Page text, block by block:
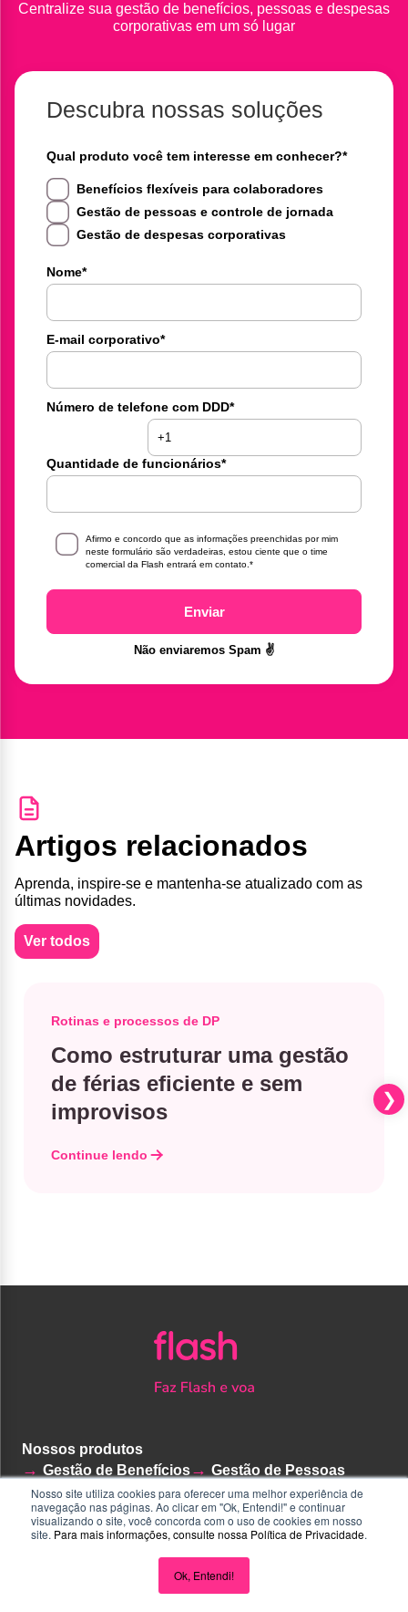
Nosso site utiliza cookies para oferecer uma melhor experiência de
navegação nas páginas. Ao clicar em "Ok, Entendi!" e continuar
visualizando o site, você concorda com o uso de cookies em nosso
site. Para mais informações, consulte nossa Política de Privacidade.
Ok, Entendi!
Centralize sua gestão de benefícios, pessoas e despesas
corporativas em um só lugar
Descubra nossas soluções
Qual produto você tem interesse em conhecer?*
Benefícios flexíveis para colaboradores
Gestão de pessoas e controle de jornada
Gestão de despesas corporativas
Nome*
E-mail corporativo*
Número de telefone com DDD*
Quantidade de funcionários*
Afirmo e concordo que as informações preenchidas por mim
neste formulário são verdadeiras, estou ciente que o time
comercial da Flash entrará em contato. *
Enviar
Não enviaremos Spam ✌️
Artigos relacionados
Aprenda, inspire-se e mantenha-se atualizado com as
últimas novidades.
Ver todos
Rotinas e processos de DP
Como estruturar uma gestão
de férias eficiente e sem
improvisos
Continue lendo
Nossos produtos
Gestão de Benefícios
Gestão de Pessoas
Gestão de Despesas
Cartão Flash
Plataforma de gestão